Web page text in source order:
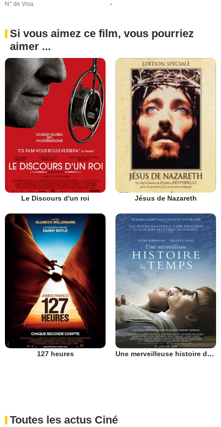
N° de Visa
-
Si vous aimez ce film, vous pourriez
aimer ...
Le Discours d'un roi Jésus de Nazareth
127 heures Une merveilleuse histoire du temps
Toutes les actus Ciné